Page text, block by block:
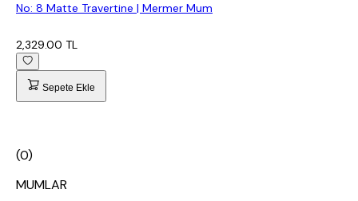
No: 8 Matte Travertine | Mermer Mum
2,329.00 TL
Sepete Ekle
(0)
MUMLAR